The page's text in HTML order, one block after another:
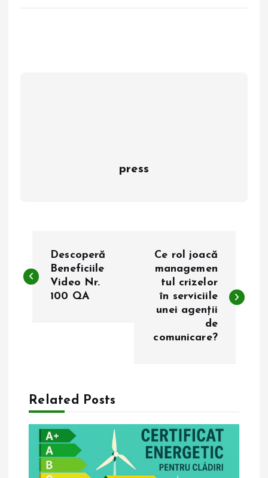
press
a
a
r
Descoperă
Beneficiile
Video Nr.
100 QA
Ce rol joacă
managemen
tul crizelor
în serviciile
unei agenții
de
comunicare?
Related Posts